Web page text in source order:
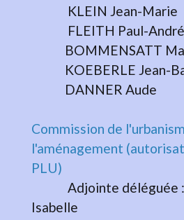
KLEIN Jean-Marie
FLEITH Paul-André
BOMMENSATT
KOEBERLE Jean-
DANNER Aude
Commission de
l'aménagement
PLU)
Adjointe déléguée :
Isabelle